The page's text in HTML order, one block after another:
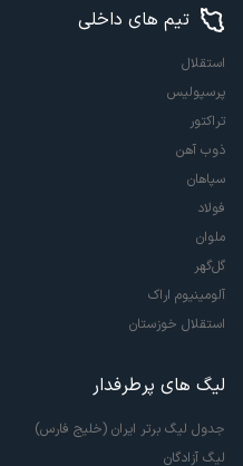
تیم های داخلی
استقلال
پرسپولیس
تراکتور
ذوب آهن
سپاهان
فولاد
ملوان
گل‌گهر
آلومینیوم اراک
استقلال خوزستان
لیگ های پرطرفدار
جدول لیگ برتر ایران (خلیج فارس)
لیگ آزادگان